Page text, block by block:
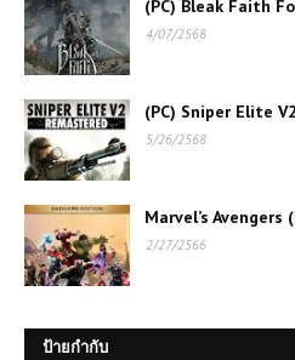
(PC) Bleak Faith
4/07/2568
(PC) Sniper Elite
5/26/2568
Marvel’s Avengers
2/27/2566
ป้ายกำกับ
เกมออนไลน์ฟรี Yuyu
มันส์
ซิ่งต้องลอง
เกมส์ออนไลน์ Archer